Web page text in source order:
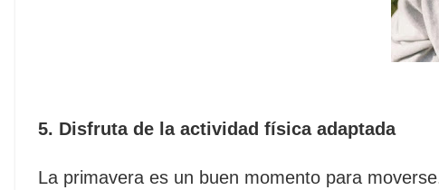
5. Disfruta de la actividad física adaptada
La primavera es un buen momento para